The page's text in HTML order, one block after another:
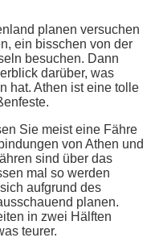
planen versuchen
ein bisschen von der
besuchen. Dann
darüber, was
hat. Athen ist eine tolle
Sie meist eine Fähre
von Athen und
sind über das
mal so werden
aufgrund des
planen.
in zwei Hälften
teurer.